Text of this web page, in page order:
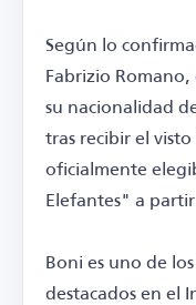
Según lo
Fabrizio
su nacionalidad
tras recibir el
oficialmente
Elefantes" a
Boni es uno de
destacados en el